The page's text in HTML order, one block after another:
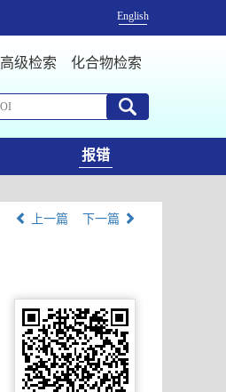
English
高级检索 化合物检索
报错
上一篇
下一篇